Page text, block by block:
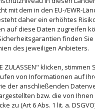
10
mit dem in den EU-/EWR-
daher ein erhöhtes
auf diese Daten zugreifen
finden Sie
des jeweiligen Anbieters.
ZULASSEN" klicken, stimmen
von Informationen auf
der anschließenden
bzw. die von
zu (Art 6 Abs. 1 lit. a.